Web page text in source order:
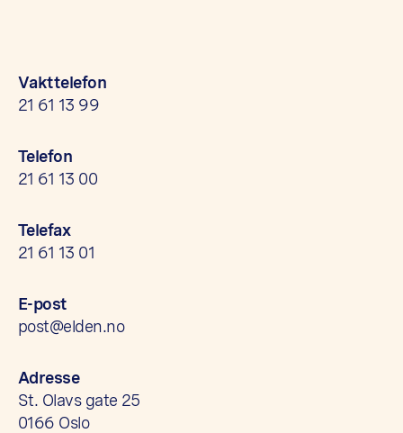
Vakttelefon
21 61 13 99
Telefon
21 61 13 00
Telefax
21 61 13 01
E-post
post@elden.no
Adresse
St. Olavs gate 25
0166 Oslo